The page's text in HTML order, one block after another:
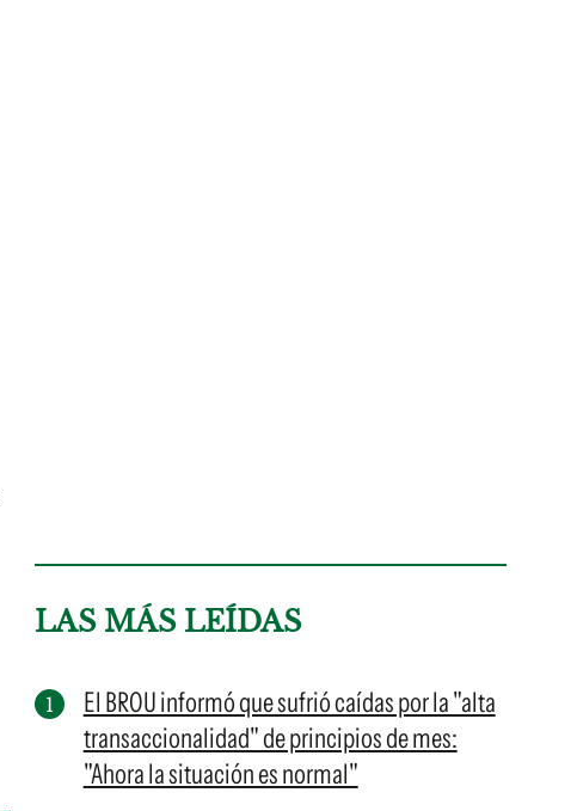
LAS MÁS LEÍDAS
El BROU informó que sufrió caídas por la "alta
transaccionalidad" de principios de mes:
"Ahora la situación es normal"